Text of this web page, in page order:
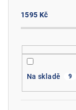
1595 Kč
Na skladě 9